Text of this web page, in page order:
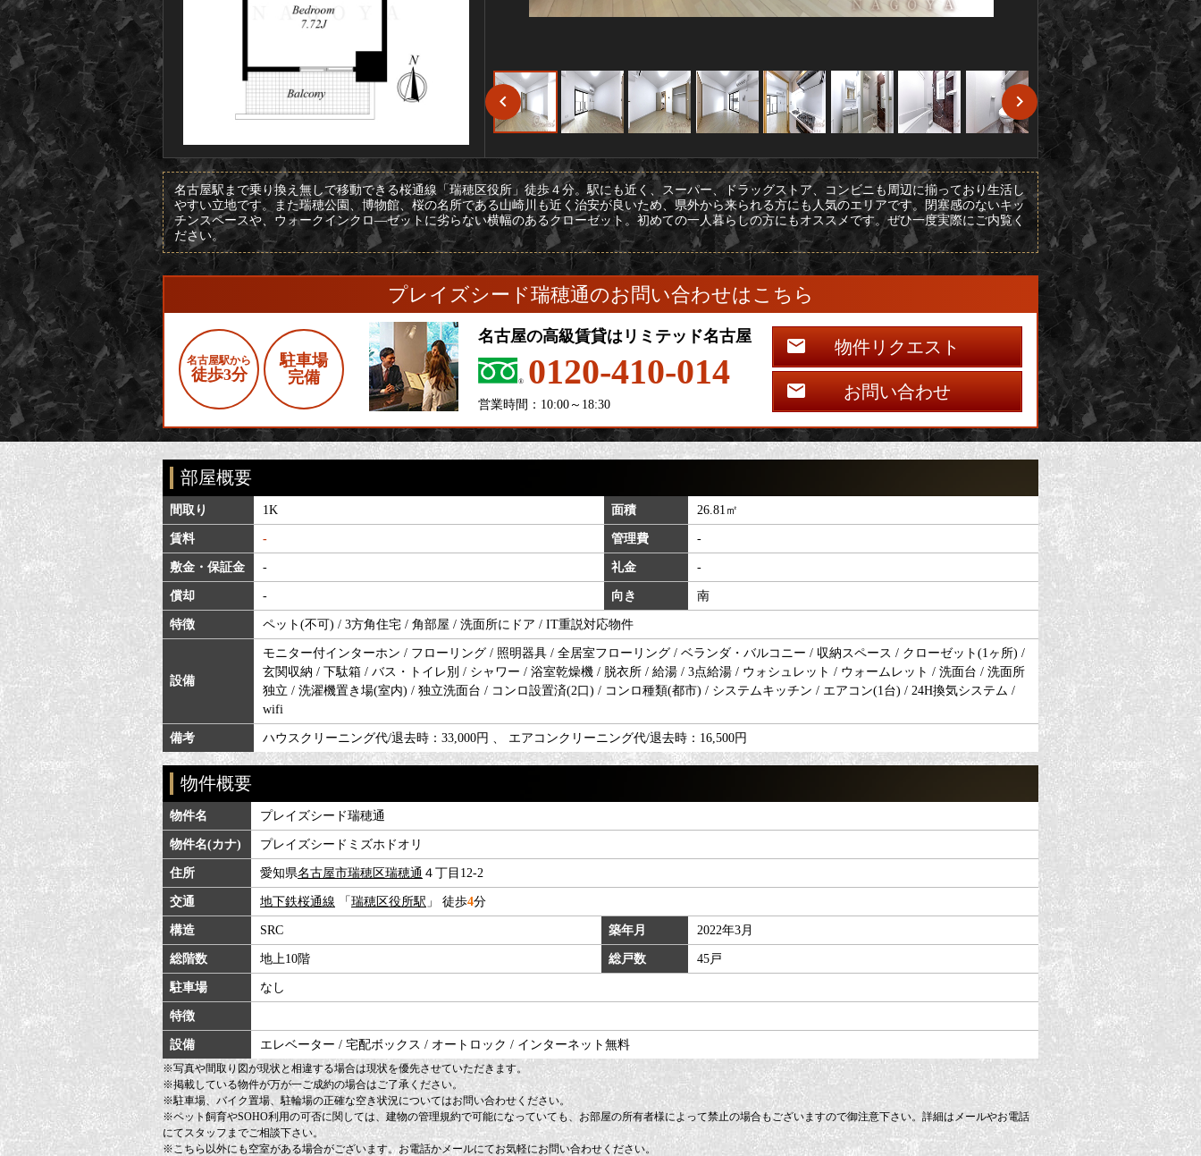
名古屋駅まで乗り換え無しで移動できる桜通線「瑞穂区役所」徒歩４分。駅にも近く、スーパー、ドラッグストア、コンビニも周辺に揃っており生活し
やすい立地です。また瑞穂公園、博物館、桜の名所である山崎川も近く治安が良いため、県外から来られる方にも人気のエリアです。閉塞感のないキッ
チンスペースや、ウォークインクロ―ゼットに劣らない横幅のあるクローゼット。初めての一人暮らしの方にもオススメです。ぜひ一度実際にご内覧く
ださい。
プレイズシード瑞穂通のお問い合わせはこちら
名古屋駅から
徒歩3分
駐車場
完備
名古屋の高級賃貸はリミテッド名古屋
0120-410-014
営業時間：10:00～18:30
物件リクエスト
お問い合わせ
部屋概要
間取り 1K 面積 26.81㎡
賃料 - 管理費 -
敷金・保証金 - 礼金 -
償却 - 向き 南
特徴 ペット(不可) / 3方角住宅 / 角部屋 / 洗面所にドア / IT重説対応物件
設備
モニター付インターホン / フローリング / 照明器具 / 全居室フローリング / ベランダ・バルコニー / 収納スペース / クローゼット(1ヶ所) /
玄関収納 / 下駄箱 / バス・トイレ別 / シャワー / 浴室乾燥機 / 脱衣所 / 給湯 / 3点給湯 / ウォシュレット / ウォームレット / 洗面台 / 洗面所
独立 / 洗濯機置き場(室内) / 独立洗面台 / コンロ設置済(2口) / コンロ種類(都市) / システムキッチン / エアコン(1台) / 24H換気システム /
wifi
備考 ハウスクリーニング代/退去時：33,000円 、 エアコンクリーニング代/退去時：16,500円
物件概要
物件名 プレイズシード瑞穂通
物件名(カナ) プレイズシードミズホドオリ
住所 愛知県名古屋市瑞穂区瑞穂通 ４丁目12-2
交通 地下鉄桜通線 「瑞穂区役所駅 」 徒歩4分
構造 SRC 築年月 2022年3月
総階数 地上10階 総戸数 45戸
駐車場 なし
特徴
設備 エレベーター / 宅配ボックス / オートロック / インターネット無料
※写真や間取り図が現状と相違する場合は現状を優先させていただきます。
※掲載している物件が万が一ご成約の場合はご了承ください。
※駐車場、バイク置場、駐輪場の正確な空き状況についてはお問い合わせください。
※ペット飼育やSOHO利用の可否に関しては、建物の管理規約で可能になっていても、お部屋の所有者様によって禁止の場合もございますので御注意下さい。詳細はメールやお電話
にてスタッフまでご相談下さい。
※こちら以外にも空室がある場合がございます。お電話かメールにてお気軽にお問い合わせください。